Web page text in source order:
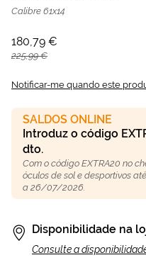
Calibre 61x14
180,79 €
225,99 €
Notificar-me quando este
SALDOS ONLINE
Introduz o código
dto.
Com o código EXTRA20 no
óculos de sol e desportivos
a 26/07/2026.
Disponibilidade na
Consulte a